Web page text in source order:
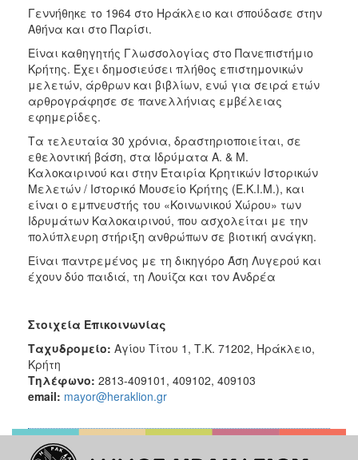
Γεννήθηκε το 1964 στο Ηράκλειο και σπούδασε στην
Αθήνα και στο Παρίσι.
Είναι καθηγητής Γλωσσολογίας στο Πανεπιστήμιο
Κρήτης. Έχει δημοσιεύσει πλήθος επιστημονικών
μελετών, άρθρων και βιβλίων, ενώ για σειρά ετών
αρθρογράφησε σε πανελλήνιας εμβέλειας
εφημερίδες.
Τα τελευταία 30 χρόνια, δραστηριοποιείται, σε
εθελοντική βάση, στα Ιδρύματα Α. & Μ.
Καλοκαιρινού και στην Εταιρία Κρητικών Ιστορικών
Μελετών / Ιστορικό Μουσείο Κρήτης (Ε.Κ.Ι.Μ.), και
είναι ο εμπνευστής του «Κοινωνικού Χώρου» των
Ιδρυμάτων Καλοκαιρινού, που ασχολείται με την
πολύπλευρη στήριξη ανθρώπων σε βιοτική ανάγκη.
Είναι παντρεμένος με τη δικηγόρο Άση Λυγερού και
έχουν δύο παιδιά, τη Λουίζα και τον Ανδρέα
Στοιχεία Επικοινωνίας
Ταχυδρομείο: Αγίου Τίτου 1, Τ.Κ. 71202, Ηράκλειο,
Κρήτη
Τηλέφωνο: 2813-409101, 409102, 409103
email: mayor@heraklion.gr